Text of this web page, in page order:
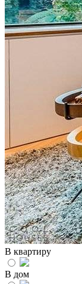
В квартиру
В дом